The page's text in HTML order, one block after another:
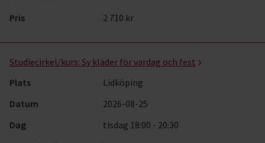
Pris
2 710 kr
Studiecirkel/kurs: Sy kläder för vardag och fest
Plats
Lidköping
Datum
2026-08-25
Dag
tisdag 18:00 - 20:30